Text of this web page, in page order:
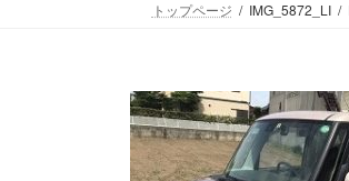
トップページ IMG_5872_LI